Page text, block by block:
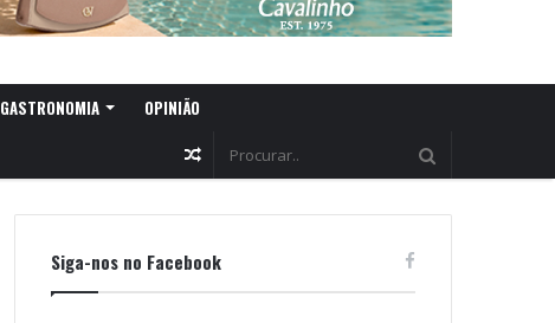
GASTRONOMIA OPINIÃO
Random
Siga-nos no Facebook